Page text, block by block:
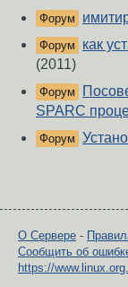
Форум
Форум
как
(2011)
Форум
SPARC
Форум
О Сервере -
Сообщить об
https://